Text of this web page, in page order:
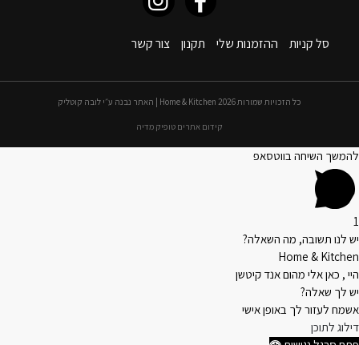
סל קניות ההזמנות שלי תקנון צור קשר
כל הזכויות שמורות 2026 Home & Kitchen | האתר נבנה ע״י לובה קוטליק
קידום אתרים טופיק מדיה
להמשך השיחה בווטסאפ
1
יש לנו תשובה, מה השאלה?
Home & Kitchen
היי , כאן אלי מהום אנד קיטשן
יש לך שאלה?
אשמח לעזור לך באופן אישי
דילוג לתוכן